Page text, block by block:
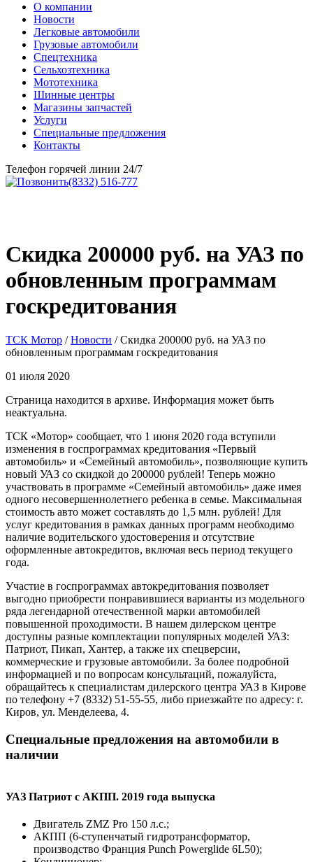
О компании
Новости
Легковые автомобили
Грузовые автомобили
Спецтехника
Сельхозтехника
Мототехника
Шинные центры
Магазины запчастей
Услуги
Специальные предложения
Контакты
Телефон горячей линии 24/7
(8332) 516-777
Скидка 200000 руб. на УАЗ по
обновленным программам
госкредитования
ТСК Мотор / Новости /Скидка 200000 руб. на УАЗ по
обновленным программам госкредитования
01 июля 2020
Страница находится в архиве. Информация может быть
неактуальна.
ТСК «Мотор» сообщает, что 1 июня 2020 года вступили
изменения в госпрограммах кредитования «Первый
автомобиль» и «Семейный автомобиль», позволяющие купить
новый УАЗ со скидкой до 200000 рублей! Теперь можно
участвовать в программе «Семейный автомобиль» даже имея
одного несовершеннолетнего ребенка в семье. Максимальная
стоимость авто может составлять до 1,5 млн. рублей! Для
услуг кредитования в рамках данных программ необходимо
наличие водительского удостоверения и отсутствие
оформленные автокредитов, включая весь период текущего
года.
Участие в госпрограммах автокредитования позволяет
выгодно приобрести понравившиеся варианты из модельного
ряда легендарной отечественной марки автомобилей
повышенной проходимости. В нашем дилерском центре
доступны разные комплектации популярных моделей УАЗ:
Патриот, Пикап, Хантер, а также их спецверсии,
коммерческие и грузовые автомобили. За более подробной
информацией и по вопросам консультаций, пожалуйста,
обращайтесь к специалистам дилерского центра УАЗ в Кирове
по телефону +7 (8332) 51-55-55, либо приезжайте по адресу: г.
Киров, ул. Менделеева, 4.
Специальные предложения на автомобили в
наличии
УАЗ Патриот с АКПП. 2019 года выпуска
Двигатель ZMZ Pro 150 л.с.;
АКПП (6-ступенчатый гидротрансформатор,
производство Франция Punch Powerglide 6L50);